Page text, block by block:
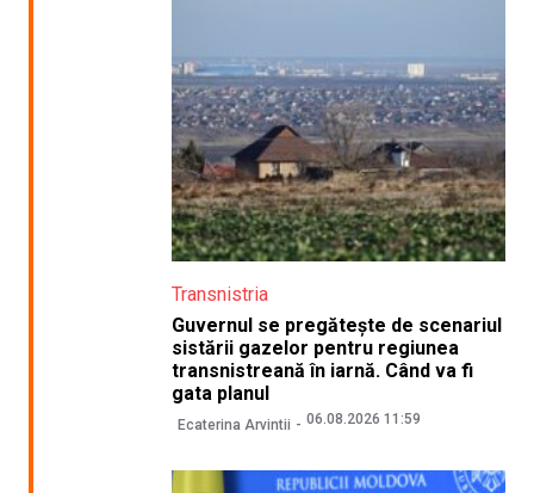
Transnistria
Guvernul se pregătește de scenariul
sistării gazelor pentru regiunea
transnistreană în iarnă. Când va fi
gata planul
Ecaterina Arvintii 06.08.2026 11:59